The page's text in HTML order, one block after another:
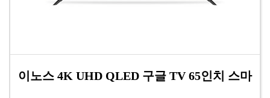
이노스 4K UHD QLED 구글 TV 65인치 스마